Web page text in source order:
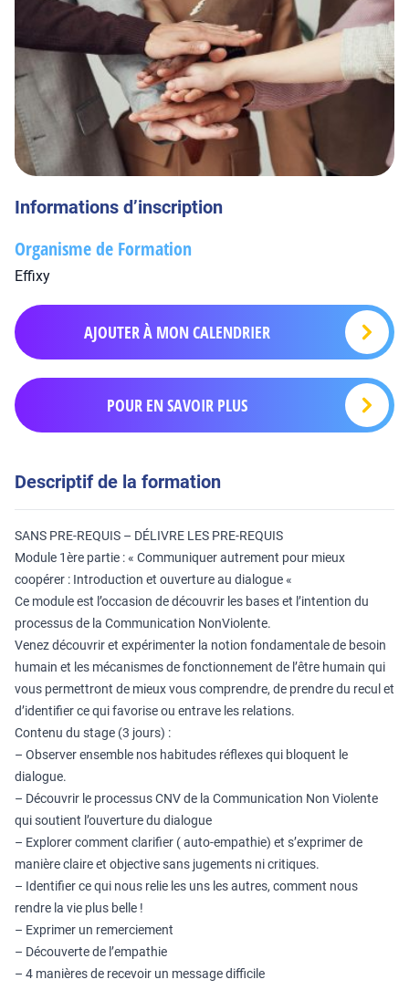
Informations d’inscription
Organisme de Formation
Effixy
AJOUTER À MON CALENDRIER
POUR EN SAVOIR PLUS
Descriptif de la formation
SANS PRE-REQUIS – DÉLIVRE LES PRE-REQUIS
Module 1ère partie : « Communiquer autrement pour mieux
coopérer : Introduction et ouverture au dialogue «
Ce module est l’occasion de découvrir les bases et l’intention du
processus de la Communication NonViolente.
Venez découvrir et expérimenter la notion fondamentale de besoin
humain et les mécanismes de fonctionnement de l’être humain qui
vous permettront de mieux vous comprendre, de prendre du recul et
d’identifier ce qui favorise ou entrave les relations.
Contenu du stage (3 jours) :
– Observer ensemble nos habitudes réflexes qui bloquent le
dialogue.
– Découvrir le processus CNV de la Communication Non Violente
qui soutient l’ouverture du dialogue
– Explorer comment clarifier ( auto-empathie) et s’exprimer de
manière claire et objective sans jugements ni critiques.
– Identifier ce qui nous relie les uns les autres, comment nous
rendre la vie plus belle !
– Exprimer un remerciement
– Découverte de l’empathie
– 4 manières de recevoir un message difficile